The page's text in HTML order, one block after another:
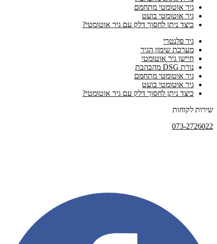
גיר אוטומטי מתחמם
גיר אוטומטי בועט
כיצד ניתן לחסוך דלק עם גיר אוטומטי?
גיר פלנטרי
מערכת שימון הגיר
חיישן גיר אוטומטי
נורת DSG מהבהבת
גיר אוטומטי מתחמם
גיר אוטומטי בועט
כיצד ניתן לחסוך דלק עם גיר אוטומטי?
שירות לקוחות
073-2726022